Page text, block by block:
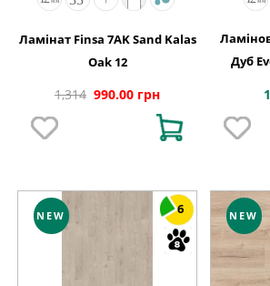
Ламінат Finsa 7AK Sand Kalas
Oak 12
1,314 990.00 грн
Дуб
NEW 6 NEW